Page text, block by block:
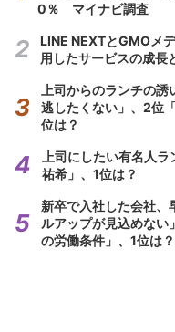
0％ マイナビ調査
LINE NEXTとGMOメ
用したサービスの成長
上司からのランチの
逃したくない」、2位
位は？
上司にしたい有名人
祐希」、1位は？
新卒で入社した会社
ルアップが見込めない
の労働条件」、1位は？